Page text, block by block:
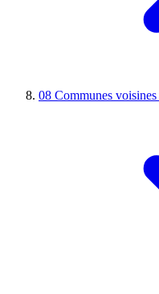
08 Communes voisines